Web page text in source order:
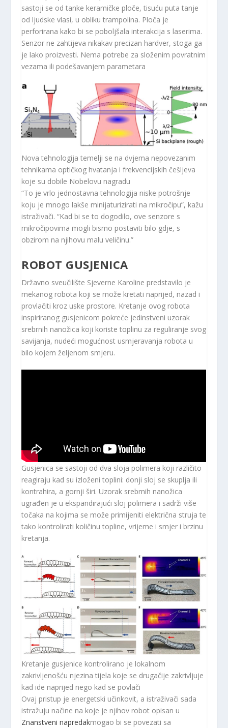
sastoji se od tanke keramičke ploče, tisuću puta tanje
od ljudske vlasi, u obliku trampolina. Ploča je
perforirana kako bi se poboljšala interakcija s laserima.
Senzor ne zahtijeva nikakav precizan hardver, stoga ga
je lako proizvesti. Nema potrebe za složenim povratnim
vezama ili podešavanjem parametara
Nova tehnologija temelji se na dvjema nepovezanim
tehnikama optičkog hvatanja i frekvencijskih češljeva
koje su dobile Nobelovu nagradu
“To je vrlo jednostavna tehnologija niske potrošnje
koju je mnogo lakše minijaturizirati na mikročipu”, kažu
istraživači. “Kad bi se to dogodilo, ove senzore s
mikročipovima mogli bismo postaviti bilo gdje, s
obzirom na njihovu malu veličinu.”
ROBOT GUSJENICA
Državno sveučilište Sjeverne Karoline predstavilo je
mekanog robota koji se može kretati naprijed, nazad i
provlačiti kroz uske prostore. Kretanje ovog robota
inspiriranog gusjenicom pokreće jedinstveni uzorak
srebrnih nanožica koji koriste toplinu za reguliranje svog
savijanja, nudeći mogućnost usmjeravanja robota u
bilo kojem željenom smjeru.
Gusjenica se sastoji od dva sloja polimera koji različito
reagiraju kad su izloženi toplini: donji sloj se skuplja ili
kontrahira, a gornji širi. Uzorak srebrnih nanožica
ugrađen je u ekspandirajući sloj polimera i sadrži više
točaka na kojima se može primijeniti električna struja te
tako kontrolirati količinu topline, vrijeme i smjer i brzinu
kretanja.
Kretanje gusjenice kontrolirano je lokalnom
zakrivljenošću njezina tijela koje se drugačije zakrivljuje
kad ide naprijed nego kad se povlači
Ovaj pristup je energetski učinkovit, a istraživači sada
istražuju načine na koje je njihov robot opisan u
Znanstveni napredakmogao bi se povezati sa